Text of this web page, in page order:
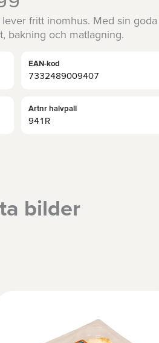
fritt inomhus. Med sin
bakning och matlagning.
EAN-kod
7332489009407
Artnr halvpall
941R
bilder